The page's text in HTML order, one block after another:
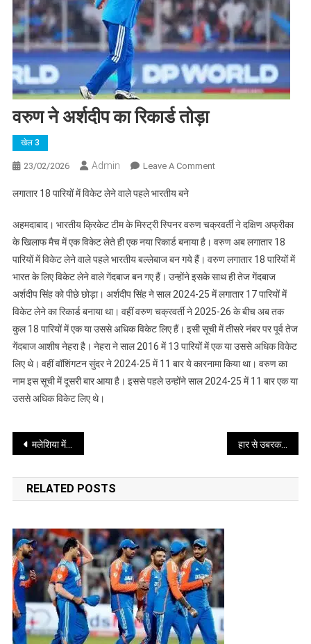
वरुण ने अर्शदीप का रिकार्ड तोड़ा
खेल 3
23/02/2026 Admin Leave A CommentOn
का
रिकार्ड
तोड़ा
लगातार 18 पारियों में विकेट लेने वाले पहले भारतीय बने
अहमदाबाद। भारतीय क्रिकेट टीम के मिस्ट्री स्पिनर वरुण चक्रवर्ती ने दक्षिण अफ्रीका
के खिलाफ मैच में एक विकेट लेते ही एक नया रिकार्ड बनाया है। वरुण अब लगातार 18
पारियों में विकेट लेने वाले पहले भारतीय बल्लेबाज बन गये हैं। वरुण लगातार 18 पारियों में
भारत के लिए विकेट लेने वाले गेंदबाज बन गए हैं। उन्होंने इसके साथ ही तेज गेंदबाज
अर्शदीप सिंह को पीछे छोड़ा। अर्शदीप सिंह ने साल 2024-25 में लगातार 17 पारियों में
विकेट लेने का रिकार्ड बनाया था। वहीं वरुण चक्रवर्ती ने 2025-26 के बीच अब तक
कुल 18 पारियों में एक या उससे अधिक विकेट लिए हैं। इसी सूची में तीसरे नंबर पर पूर्व तेज
गेंदबाज आशीष नेहरा है। नेहरा ने साल 2016 में 13 पारियों में एक या उससे अधिक विकेट
लिए थे। वहीं वॉशिंगटन सुंदर ने 2024-25 में 11 बार ये कारनामा किया था। वरुण का
नाम इस सूची में दूसरी बार आया है। इससे पहले उन्होंने साल 2024-25 में 11 बार एक या
उससे अधिक विकेट लिए थे।
Post
navigation
मलेशिया में आया 7.1 तीव्रता का भूकंप, गहराई ज्यादा होने से नहीं हुआ कोई नुकसान हार से उबरकर वापसी करेगी भारतीय टीम
RELATED POSTS